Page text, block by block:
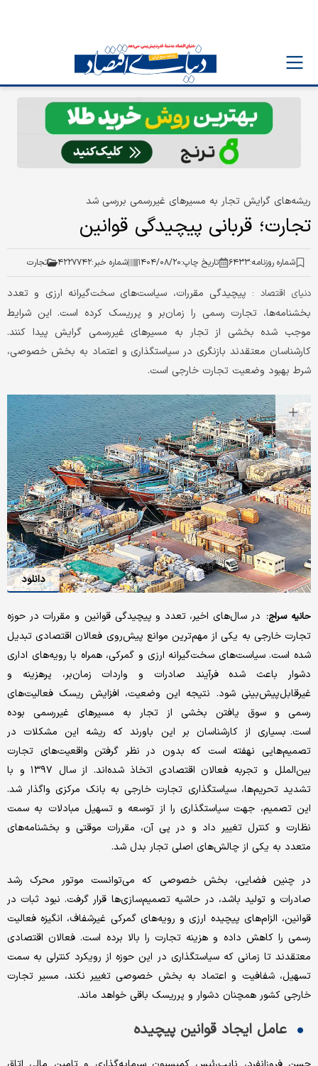
ریشه‌های گرایش تجار به مسیرهای غیررسمی بررسی شد
تجارت؛‌ قربانی پیچیدگی قوانین
شماره روزنامه:۶۴۳۳ تاریخ چاپ:۱۴۰۴/۰۸/۲۰ شماره خبر:۴۲۲۷۷۴۲ تجارت
دنیای اقتصاد : پیچیدگی مقررات، سیاست‌های سخت‌گیرانه ارزی و تعدد
بخشنامه‌ها، تجارت رسمی را زمان‌بر و پرریسک کرده‌ است. این شرایط
موجب شده بخشی از تجار به مسیرهای غیررسمی گرایش پیدا کنند.
کارشناسان معتقدند بازنگری در سیاستگذاری و اعتماد به بخش ‌خصوصی،
شرط بهبود وضعیت تجارت خارجی است.
دانلود
حانیه سراج: در سال‌های اخیر، تعدد و پیچیدگی قوانین و مقررات در حوزه
تجارت خارجی به یکی از مهم‌ترین موانع پیش‌روی فعالان اقتصادی تبدیل
شده است. سیاست‌های سخت‌گیرانه ارزی و گمرکی، همراه با رویه‌های اداری
دشوار باعث شده فرآیند صادرات و واردات زمان‌بر، پرهزینه و
غیرقابل‌پیش‌بینی شود. نتیجه این وضعیت، افزایش ریسک فعالیت‌های
رسمی و سوق یافتن بخشی از تجار به مسیرهای غیررسمی بوده
است. بسیاری از کارشناسان بر این باورند که ریشه این مشکلات در
تصمیم‌هایی نهفته است که بدون در نظر گرفتن واقعیت‌های تجارت
بین‌الملل و تجربه فعالان اقتصادی اتخاذ شده‌اند. از سال ۱۳۹۷ و با
تشدید تحریم‌ها، سیاستگذاری تجارت خارجی به بانک مرکزی واگذار شد.
این تصمیم، جهت سیاستگذاری را از توسعه و تسهیل مبادلات به سمت
نظارت و کنترل تغییر داد و در پی آن، مقررات موقتی و بخشنامه‌های
متعدد به یکی از چالش‌های اصلی تجار بدل شد.
در چنین فضایی، بخش خصوصی که می‌توانست موتور محرک رشد
صادرات و تولید باشد، در حاشیه تصمیم‌سازی‌ها قرار گرفت. نبود ثبات در
قوانین، الزام‌های پیچیده ارزی و رویه‌های گمرکی غیرشفاف، انگیزه فعالیت
رسمی را کاهش داده و هزینه تجارت را بالا برده است. فعالان اقتصادی
معتقدند تا زمانی که سیاستگذاری در این حوزه از رویکرد کنترلی به سمت
تسهیل، شفافیت و اعتماد به بخش خصوصی تغییر نکند، مسیر تجارت
خارجی کشور همچنان دشوار و پرریسک باقی خواهد ماند.
عامل ایجاد قوانین پیچیده